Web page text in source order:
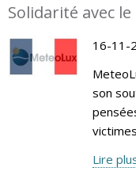
Solidarité avec
16-11-
son
Lire